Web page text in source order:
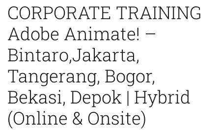
CORPORATE TRAINING
Adobe Animate! –
Bintaro,Jakarta,
Tangerang, Bogor,
Bekasi, Depok | Hybrid
(Online & Onsite)